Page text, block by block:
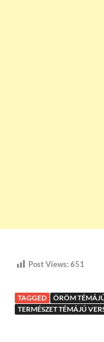
Post Views:651
TAGGED ÖRÖM
TERMÉSZET TÉMÁJÚ